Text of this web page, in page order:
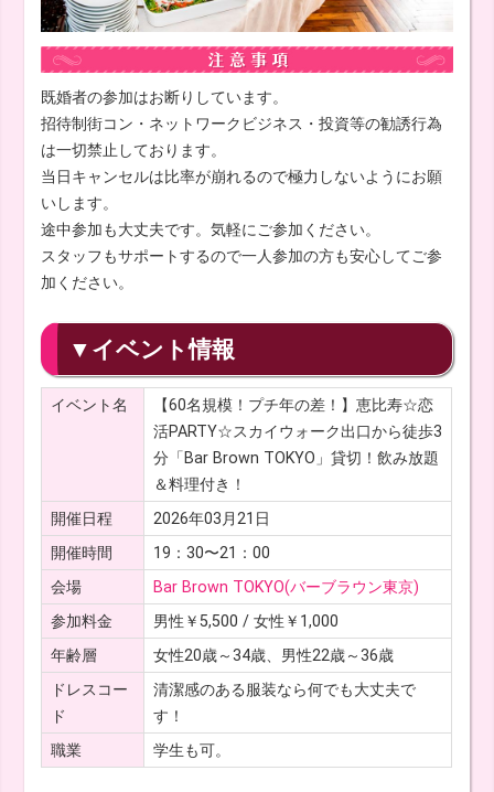
既婚者の参加はお断りしています。
招待制街コン・ネットワークビジネス・投資等の勧誘行為
は一切禁止しております。
当日キャンセルは比率が崩れるので極力しないようにお願
いします。
途中参加も大丈夫です。気軽にご参加ください。
スタッフもサポートするので一人参加の方も安心してご参
加ください。
▼イベント情報
イベント名
【60名規模！プチ年の差！】恵比寿☆恋
活PARTY☆スカイウォーク出口から徒歩3
分「Bar Brown TOKYO」貸切！飲み放題
＆料理付き！
開催日程
2026年03月21日
開催時間
19：30〜21：00
会場
Bar Brown TOKYO(バーブラウン東京)
参加料金
男性￥5,500 / 女性￥1,000
年齢層
女性20歳～34歳、男性22歳～36歳
ドレスコー
ド
清潔感のある服装なら何でも大丈夫で
す！
職業
学生も可。